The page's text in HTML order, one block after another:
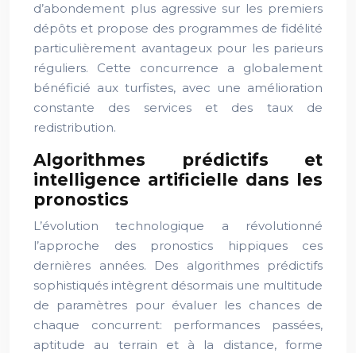
d’abondement plus agressive sur les premiers
dépôts et propose des programmes de fidélité
particulièrement avantageux pour les parieurs
réguliers. Cette concurrence a globalement
bénéficié aux turfistes, avec une amélioration
constante des services et des taux de
redistribution.
Algorithmes prédictifs et
intelligence artificielle dans les
pronostics
L’évolution technologique a révolutionné
l’approche des pronostics hippiques ces
dernières années. Des algorithmes prédictifs
sophistiqués intègrent désormais une multitude
de paramètres pour évaluer les chances de
chaque concurrent: performances passées,
aptitude au terrain et à la distance, forme